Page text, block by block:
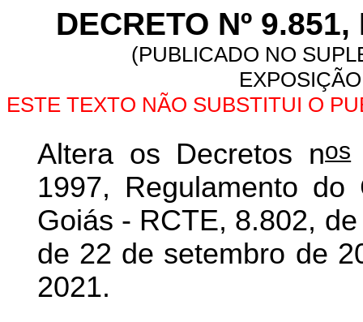
DECRETO Nº
(PUBLICADO NO
ESTE TEXTO NÃO SUBSTITUI O
Altera os Decretos nos
1997, Regulamento
Goiás - RCTE, 8.802,
de 22 de setembro de
2021.